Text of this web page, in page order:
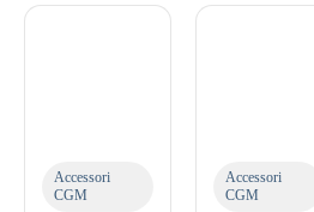
Accessori
CGM
Accessori
CGM